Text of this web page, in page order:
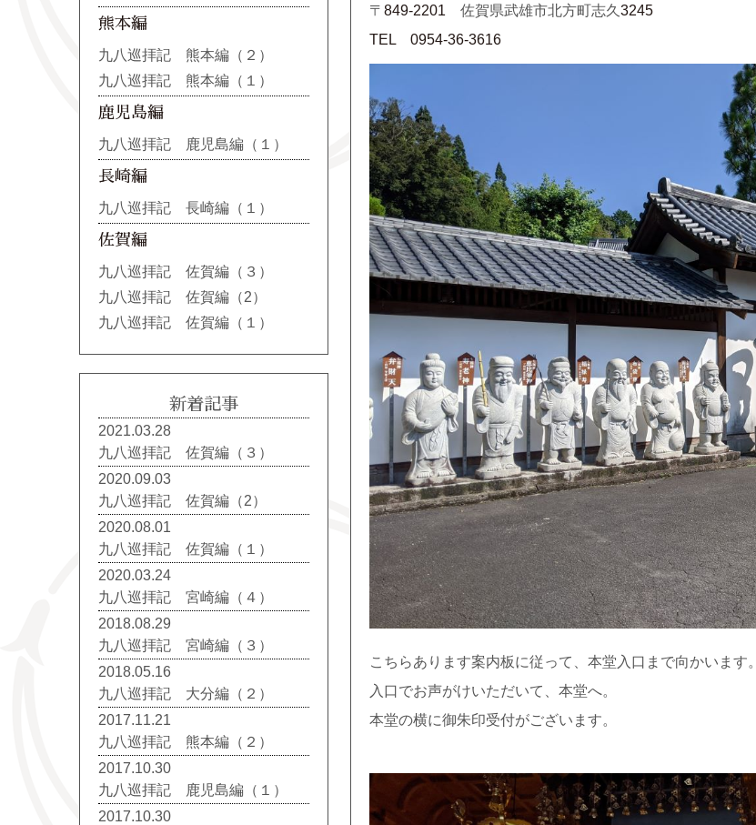
熊本編
九八巡拝記 熊本編（２）
九八巡拝記 熊本編（１）
鹿児島編
九八巡拝記 鹿児島編（１）
長崎編
九八巡拝記 長崎編（１）
佐賀編
九八巡拝記 佐賀編（３）
九八巡拝記 佐賀編（2）
九八巡拝記 佐賀編（１）
新着記事
2021.03.28
九八巡拝記 佐賀編（３）
2020.09.03
九八巡拝記 佐賀編（2）
2020.08.01
九八巡拝記 佐賀編（１）
2020.03.24
九八巡拝記 宮崎編（４）
2018.08.29
九八巡拝記 宮崎編（３）
2018.05.16
九八巡拝記 大分編（２）
2017.11.21
九八巡拝記 熊本編（２）
2017.10.30
九八巡拝記 鹿児島編（１）
2017.10.30
〒849-2201 佐賀県武雄市北方町志久3245
TEL
0954-36-3616
こちらあります案内板に従って、本堂入口まで向かいます。
入口でお声がけいただいて、本堂へ。
本堂の横に御朱印受付がございます。